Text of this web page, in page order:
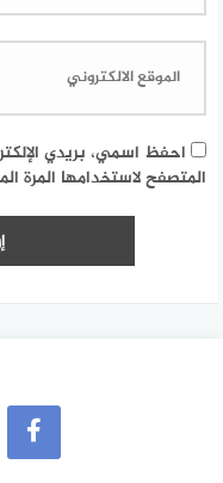
احفظ اسمي، بريدي
المتصفح لاستخدامها المرة